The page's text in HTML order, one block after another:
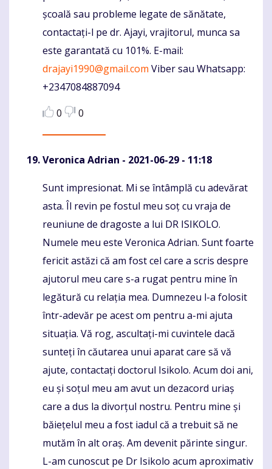
școală sau probleme legate de sănătate,
contactați-l pe dr. Ajayi, vrajitorul, munca sa
este garantată cu 101%. E-mail:
drajayi1990@gmail.com Viber sau Whatsapp:
+2347084887094
0
0
Veronica Adrian - 2021-06-29 - 11:18
Komentaras
Sunt impresionat. Mi se întâmplă cu adevărat
asta. Îl revin pe fostul meu soț cu vraja de
reuniune de dragoste a lui DR ISIKOLO.
Numele meu este Veronica Adrian. Sunt foarte
fericit astăzi că am fost cel care a scris despre
ajutorul meu care s-a rugat pentru mine în
legătură cu relația mea. Dumnezeu l-a folosit
într-adevăr pe acest om pentru a-mi ajuta
situația. Vă rog, ascultați-mi cuvintele dacă
sunteți în căutarea unui aparat care să vă
ajute, contactați doctorul Isikolo. Acum doi ani,
eu și soțul meu am avut un dezacord uriaș
care a dus la divorțul nostru. Pentru mine și
băiețelul meu a fost iadul că a trebuit să ne
mutăm în alt oraș. Am devenit părinte singur.
L-am cunoscut pe Dr Isikolo acum aproximativ